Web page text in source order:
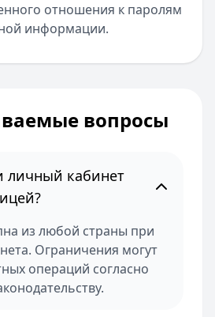
отношения к паролям
информации.
вопросы
личный кабинет
из любой страны при
Ограничения могут
операций согласно